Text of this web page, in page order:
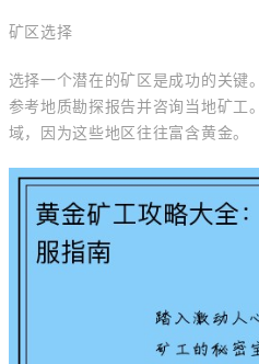
矿区选择
选择一个潜在的矿区是成功的关键
参考地质勘探报告并咨询当地矿工
域，因为这些地区往往富含黄金。